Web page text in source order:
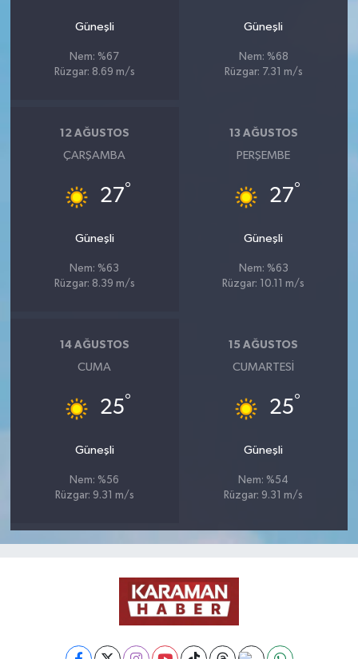
Güneşli
Nem: %67
Rüzgar: 8.69 m/s
Güneşli
Nem: %68
Rüzgar: 7.31 m/s
12 AĞUSTOS
ÇARŞAMBA
27°
Güneşli
Nem: %63
Rüzgar: 8.39 m/s
13 AĞUSTOS
PERŞEMBE
27°
Güneşli
Nem: %63
Rüzgar: 10.11 m/s
14 AĞUSTOS
CUMA
25°
Güneşli
Nem: %56
Rüzgar: 9.31 m/s
15 AĞUSTOS
CUMARTESI
25°
Güneşli
Nem: %54
Rüzgar: 9.31 m/s